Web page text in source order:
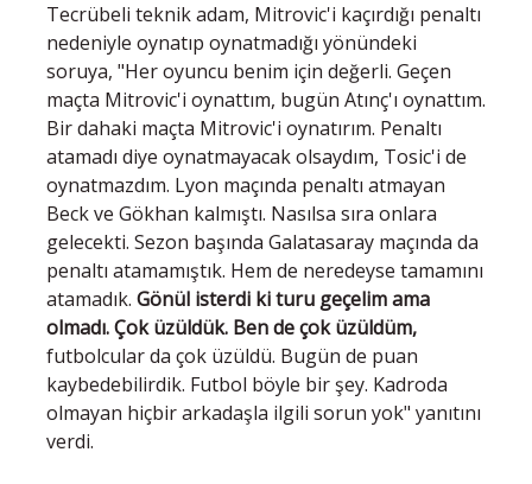
Tecrübeli teknik adam, Mitrovic'i kaçırdığı penaltı
nedeniyle oynatıp oynatmadığı yönündeki
soruya, "Her oyuncu benim için değerli. Geçen
maçta Mitrovic'i oynattım, bugün Atınç'ı oynattım.
Bir dahaki maçta Mitrovic'i oynatırım. Penaltı
atamadı diye oynatmayacak olsaydım, Tosic'i de
oynatmazdım. Lyon maçında penaltı atmayan
Beck ve Gökhan kalmıştı. Nasılsa sıra onlara
gelecekti. Sezon başında Galatasaray maçında da
penaltı atamamıştık. Hem de neredeyse tamamını
atamadık. Gönül isterdi ki turu geçelim ama
olmadı. Çok üzüldük. Ben de çok üzüldüm,
futbolcular da çok üzüldü. Bugün de puan
kaybedebilirdik. Futbol böyle bir şey. Kadroda
olmayan hiçbir arkadaşla ilgili sorun yok" yanıtını
verdi.